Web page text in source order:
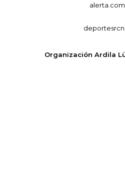
Organización Ardila